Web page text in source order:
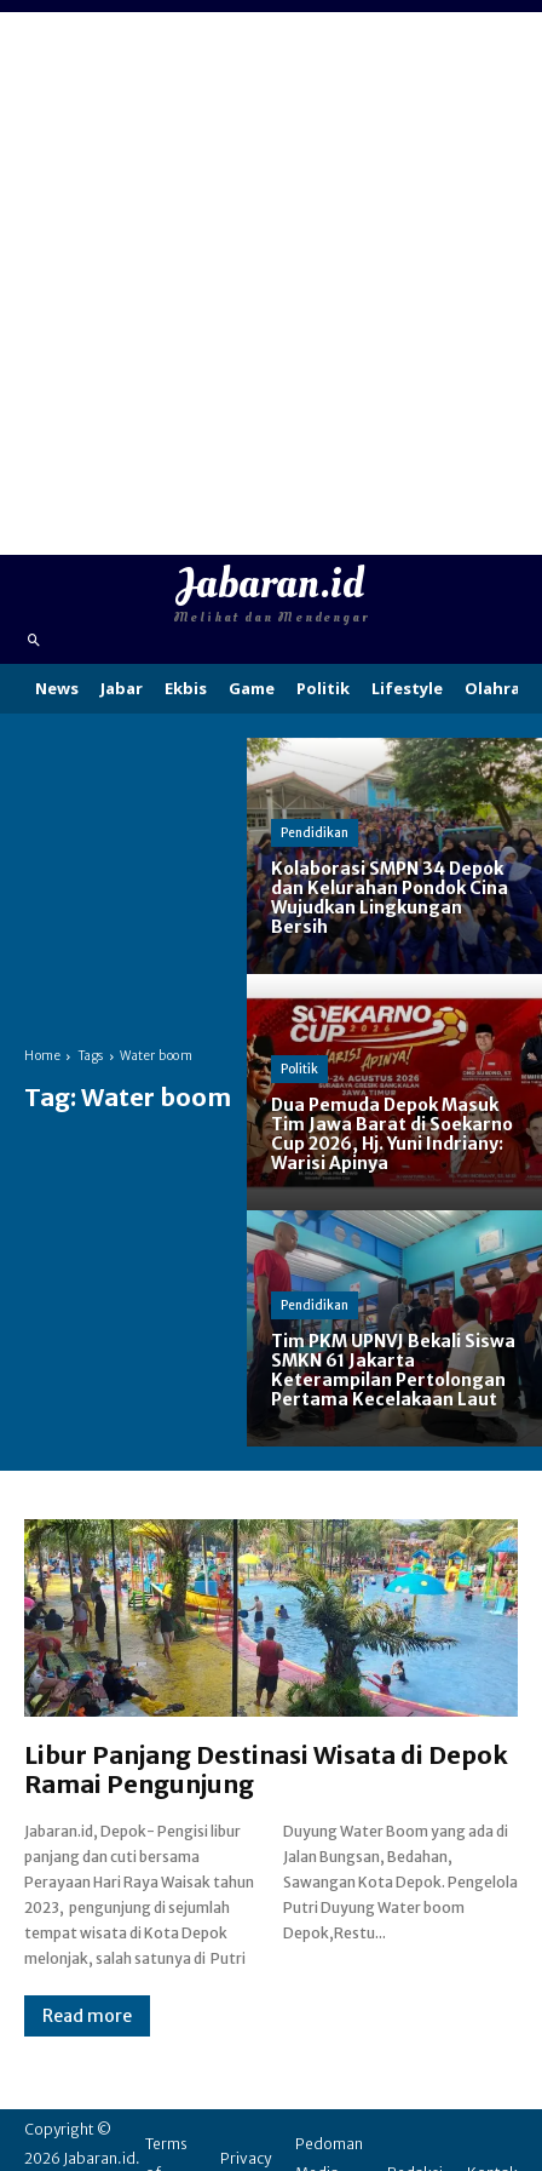
Jabaran.id
Melihat dan Mendengar
News Jabar Ekbis Game Politik Lifestyle Olahraga
Home Tags Water boom
Tag: Water boom
Pendidikan
Kolaborasi SMPN 34 Depok
dan Kelurahan Pondok Cina
Wujudkan Lingkungan
Bersih
Politik
Dua Pemuda Depok Masuk
Tim Jawa Barat di Soekarno
Cup 2026, Hj. Yuni Indriany:
Warisi Apinya
Pendidikan
Tim PKM UPNVJ Bekali Siswa
SMKN 61 Jakarta
Keterampilan Pertolongan
Pertama Kecelakaan Laut
Libur Panjang Destinasi Wisata di Depok
Ramai Pengunjung
Jabaran.id, Depok- Pengisi libur
panjang dan cuti bersama
Perayaan Hari Raya Waisak tahun
2023, pengunjung di sejumlah
tempat wisata di Kota Depok
melonjak, salah satunya di Putri
Duyung Water Boom yang ada di
Jalan Bungsan, Bedahan,
Sawangan Kota Depok. Pengelola
Putri Duyung Water boom
Depok,Restu...
Read more
Copyright ©
2026 Jabaran.id.
Terms
Privacy
Pedoman